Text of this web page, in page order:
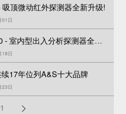
吸顶微动红外探测器全新升级!
01日
- 室内型出入分析探测器全新
18日
17年位列A&S十大品牌
23日
1